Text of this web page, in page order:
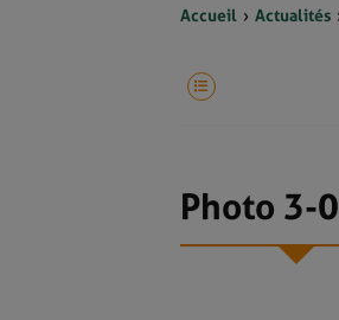
Accueil Actualités
Photo 3-